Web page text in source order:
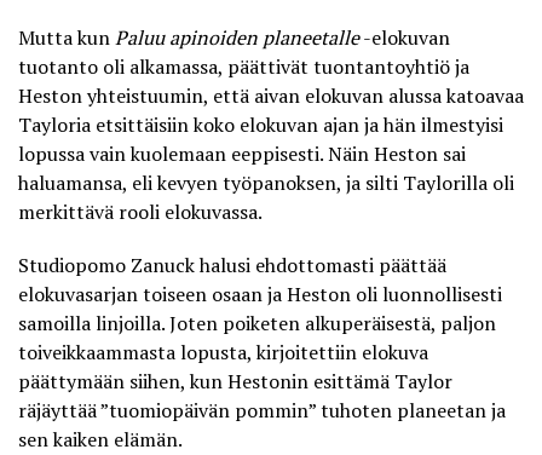
Mutta kunPaluu apinoiden planeetalle-elokuvan
tuotanto oli alkamassa, päättivät tuontantoyhtiö ja
Heston yhteistuumin, että aivan elokuvan alussa katoavaa
Tayloria etsittäisiin koko elokuvan ajan ja hän ilmestyisi
lopussa vain kuolemaan eeppisesti. Näin Heston sai
haluamansa, eli kevyen työpanoksen, ja silti Taylorilla oli
merkittävä rooli elokuvassa.
Studiopomo Zanuck halusi ehdottomasti päättää
elokuvasarjan toiseen osaan ja Heston oli luonnollisesti
samoilla linjoilla. Joten poiketen alkuperäisestä, paljon
toiveikkaammasta lopusta, kirjoitettiin elokuva
päättymään siihen, kun Hestonin esittämä Taylor
räjäyttää ”tuomiopäivän pommin” tuhoten planeetan ja
sen kaiken elämän.